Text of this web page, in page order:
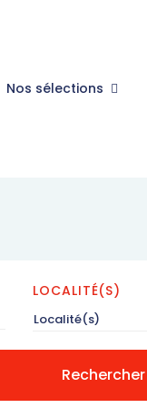
Nos sélections
LOCALITÉ(S)
Localité(s)
Rechercher